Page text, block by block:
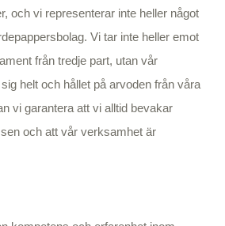
och vi representerar inte heller något
Vi tar inte heller emot
från tredje part, utan vår
helt och hållet på arvoden från våra
vi garantera att vi alltid bevakar
och att vår verksamhet är